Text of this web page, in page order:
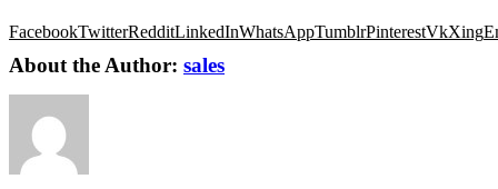
FacebookTwitterRedditLinkedInWhatsAppTumblrPinterestVkXing
About the Author: sales